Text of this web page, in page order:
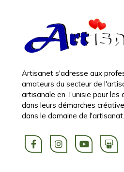
Artisanet s'adresse aux
amateurs du secteur de
artisanale en Tunisie pour les
dans leurs démarches
dans le domaine de l'artisanat.